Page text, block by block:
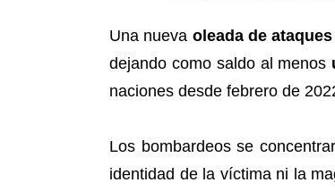
Una nueva oleada de ataques
dejando como saldo al menos
naciones desde febrero de
Los bombardeos se
identidad de la víctima ni la